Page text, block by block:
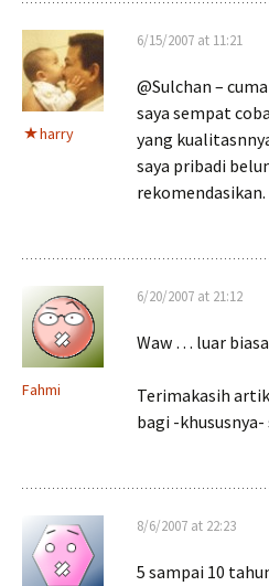
harry
6/15/2007 at 11:21
@Sulchan –
saya sempat
yang
saya pribadi
rekomendasikan.
Fahmi
6/20/2007 at 21:12
Waw … luar
Terimakasih
bagi -khususnya-
8/6/2007 at 22:23
5 sampai 10